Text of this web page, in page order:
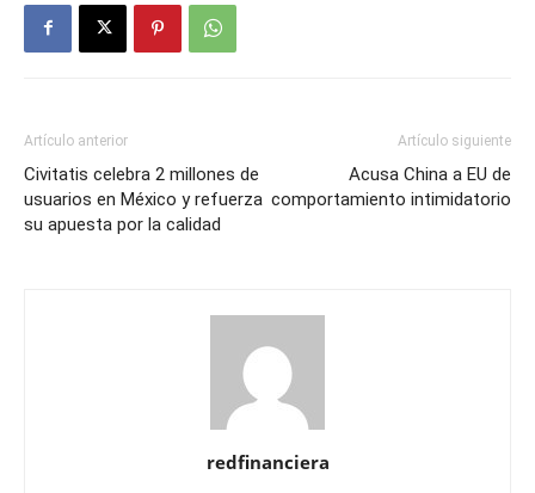
Artículo anterior
Civitatis celebra 2 millones de
usuarios en México y refuerza
su apuesta por la calidad
Artículo siguiente
Acusa China a EU de
comportamiento intimidatorio
redfinanciera